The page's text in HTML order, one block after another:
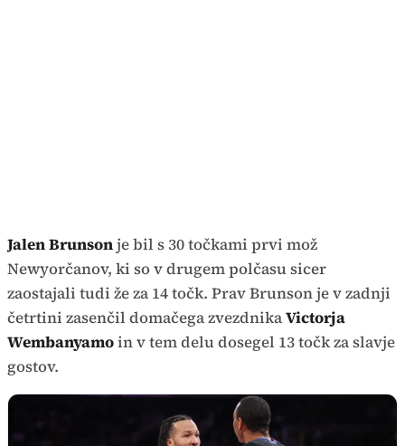
Jalen Brunsonje bil s 30 točkami prvi mož
Newyorčanov, ki so v drugem polčasu sicer
zaostajali tudi že za 14 točk. Prav Brunson je v zadnji
četrtini zasenčil domačega zvezdnikaVictorja
Wembanyamoin v tem delu dosegel 13 točk za slavje
gostov.